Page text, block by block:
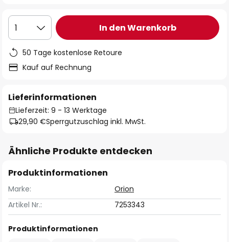
1 In den Warenkorb
50 Tage kostenlose Retoure
Kauf auf Rechnung
Lieferinformationen
Lieferzeit: 9 - 13 Werktage
29,90 €Sperrgutzuschlag inkl. MwSt.
Ähnliche Produkte entdecken
Produktinformationen
Marke:
Orion
Artikel Nr.:
7253343
Produktinformationen